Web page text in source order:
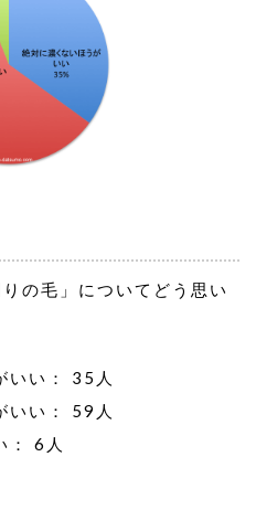
の毛」についてどう思い
いい： 35人
いい： 59人
： 6人